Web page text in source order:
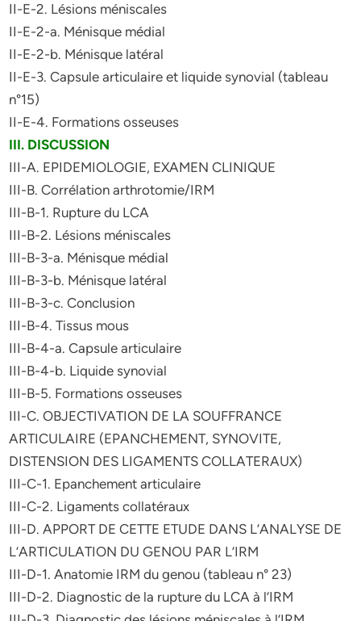
II-E-2. Lésions méniscales
II-E-2-a. Ménisque médial
II-E-2-b. Ménisque latéral
II-E-3. Capsule articulaire et liquide synovial (tableau
n°15)
II-E-4. Formations osseuses
III. DISCUSSION
III-A. EPIDEMIOLOGIE, EXAMEN CLINIQUE
III-B. Corrélation arthrotomie/IRM
III-B-1. Rupture du LCA
III-B-2. Lésions méniscales
III-B-3-a. Ménisque médial
III-B-3-b. Ménisque latéral
III-B-3-c. Conclusion
III-B-4. Tissus mous
III-B-4-a. Capsule articulaire
III-B-4-b. Liquide synovial
III-B-5. Formations osseuses
III-C. OBJECTIVATION DE LA SOUFFRANCE
ARTICULAIRE (EPANCHEMENT, SYNOVITE,
DISTENSION DES LIGAMENTS COLLATERAUX)
III-C-1. Epanchement articulaire
III-C-2. Ligaments collatéraux
III-D. APPORT DE CETTE ETUDE DANS L’ANALYSE DE
L’ARTICULATION DU GENOU PAR L’IRM
III-D-1. Anatomie IRM du genou (tableau n° 23)
III-D-2. Diagnostic de la rupture du LCA à l’IRM